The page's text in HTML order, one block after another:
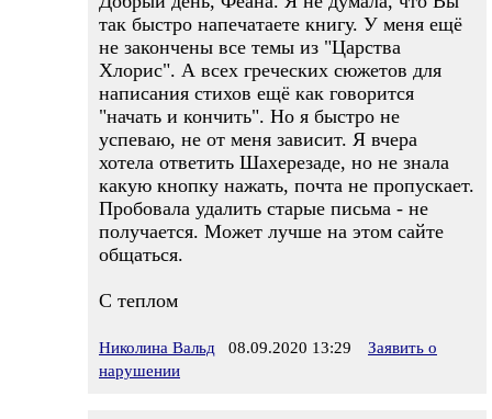
так быстро напечатаете книгу. У меня ещё
не закончены все темы из "Царства
Хлорис". А всех греческих сюжетов для
написания стихов ещё как говорится
"начать и кончить". Но я быстро не
успеваю, не от меня зависит. Я вчера
хотела ответить Шахерезаде, но не знала
какую кнопку нажать, почта не пропускает.
Пробовала удалить старые письма - не
получается. Может лучше на этом сайте
общаться.
С теплом
Николина Вальд 08.09.2020 13:29
Заявить о
нарушении